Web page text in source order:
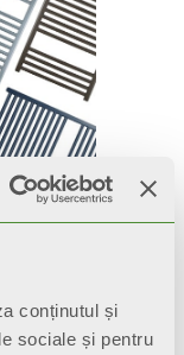
conținutul și
sociale și pentru